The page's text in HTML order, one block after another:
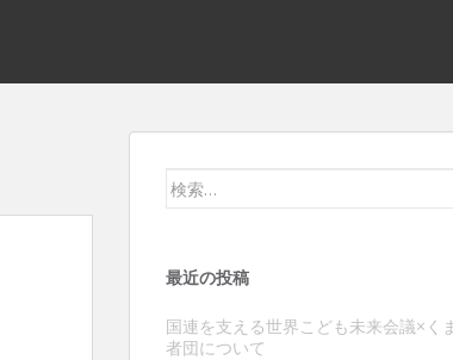
検
最近の投稿
国連を支える世界こども未来会議×く
者団について